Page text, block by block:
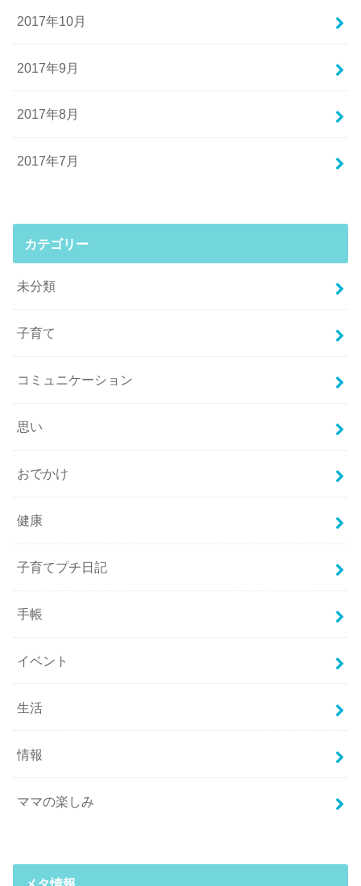
2017年10月
2017年9月
2017年8月
2017年7月
カテゴリー
未分類
子育て
コミュニケーション
思い
おでかけ
健康
子育てプチ日記
手帳
イベント
生活
情報
ママの楽しみ